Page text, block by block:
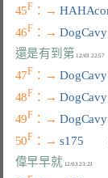
45F ：→
46F ：→
還是有到第
12/03 22:57
47F ：→
48F ：→
49F ：→
50F ：→ s175
偉早早就